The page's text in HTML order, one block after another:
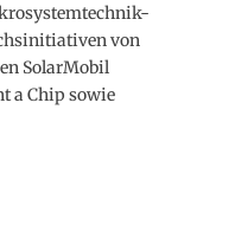
von
SolarMobil
a Chip sowie